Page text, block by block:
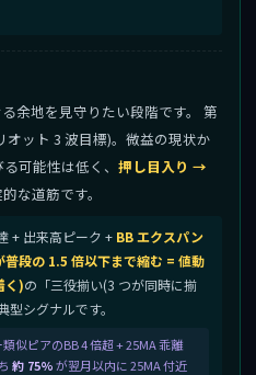
余地を見守りたい段階です。 第
オット 3 波目標)。微益の現状か
可能性は低く、 押し目入り →
な道筋です。
+ 出来高ピーク + BB エクスパン
段の 1.5 倍以下まで縮む = 値動
く)の「三役揃い(3 つが同時に揃
シグナルです。
似ピアのBB 4 倍超 + 25MA 乖離
約 75%が翌月以内に 25MA 付近